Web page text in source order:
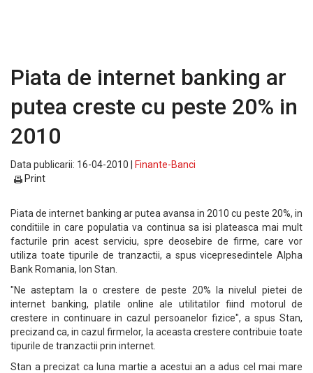
Piata de internet banking ar
putea creste cu peste 20% in
2010
Data publicarii: 16-04-2010 |
Finante-Banci
Print
Piata de internet banking ar putea avansa in 2010 cu peste 20%, in
conditiile in care populatia va continua sa isi plateasca mai mult
facturile prin acest serviciu, spre deosebire de firme, care vor
utiliza toate tipurile de tranzactii, a spus vicepresedintele Alpha
Bank Romania, Ion Stan.
"Ne asteptam la o crestere de peste 20% la nivelul pietei de
internet banking, platile online ale utilitatilor fiind motorul de
crestere in continuare in cazul persoanelor fizice", a spus Stan,
precizand ca, in cazul firmelor, la aceasta crestere contribuie toate
tipurile de tranzactii prin internet.
Stan a precizat ca luna martie a acestui an a adus cel mai mare